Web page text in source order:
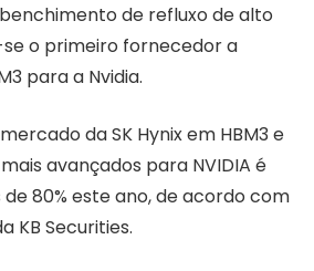
de refluxo de alto
o primeiro fornecedor a
para a Nvidia.
da SK Hynix em HBM3 e
avançados para NVIDIA é
80% este ano, de acordo com
KB Securities.